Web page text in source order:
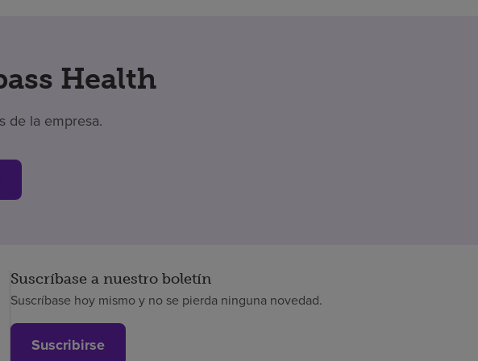
Health
de la empresa.
Suscríbase a nuestro boletín
Suscríbase hoy mismo y no se pierda ninguna novedad.
Suscribirse